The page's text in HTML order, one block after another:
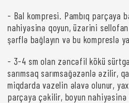
- Bal kompresi. Pambıq parçaya
nahiyəsinə qoyun, üzərini
şərflə bağlayın və bu kompreslə
- 3-4 sm olan zəncəfil kökü
sarımsaq sarımsağəzənlə əzilir,
miqdarda vazelin əlavə olunur,
parçaya çəkilir, boyun nahiyəsinə